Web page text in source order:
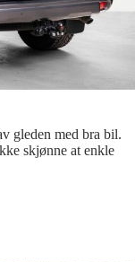
gleden med bra bil.
skjønne at enkle